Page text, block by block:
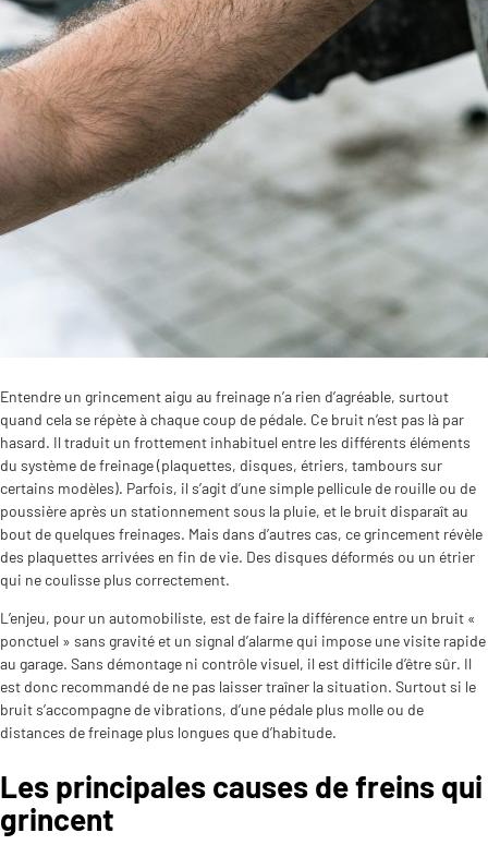
Entendre un grincement aigu au freinage n’a rien d’agréable, surtout
quand cela se répète à chaque coup de pédale. Ce bruit n’est pas là par
hasard. Il traduit un frottement inhabituel entre les différents éléments
du système de freinage (plaquettes, disques, étriers, tambours sur
certains modèles). Parfois, il s’agit d’une simple pellicule de rouille ou de
poussière après un stationnement sous la pluie, et le bruit disparaît au
bout de quelques freinages. Mais dans d’autres cas, ce grincement révèle
des plaquettes arrivées en fin de vie. Des disques déformés ou un étrier
qui ne coulisse plus correctement.
L’enjeu, pour un automobiliste, est de faire la différence entre un bruit «
ponctuel » sans gravité et un signal d’alarme qui impose une visite rapide
au garage. Sans démontage ni contrôle visuel, il est difficile d’être sûr. Il
est donc recommandé de ne pas laisser traîner la situation. Surtout si le
bruit s’accompagne de vibrations, d’une pédale plus molle ou de
distances de freinage plus longues que d’habitude.
Les principales causes de freins qui
grincent